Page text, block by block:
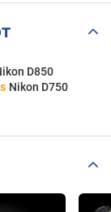
D850
Nikon D750